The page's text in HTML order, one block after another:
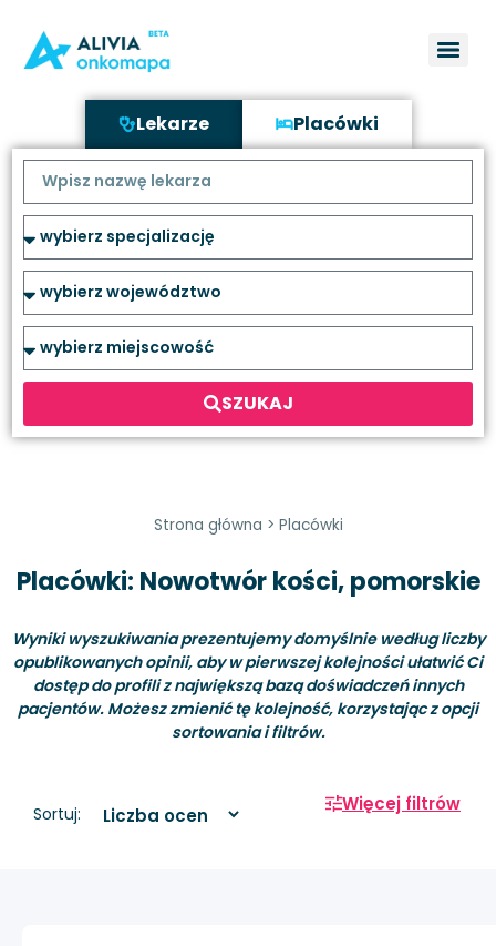
Lekarze Placówki
SZUKAJ
Strona główna > Placówki
Placówki: Nowotwór kości, pomorskie
Wyniki wyszukiwania prezentujemy domyślnie według liczby
opublikowanych opinii, aby w pierwszej kolejności ułatwić Ci
dostęp do profili z największą bazą doświadczeń innych
pacjentów. Możesz zmienić tę kolejność, korzystając z opcji
sortowania i filtrów.
Sortuj: Więcej filtrów